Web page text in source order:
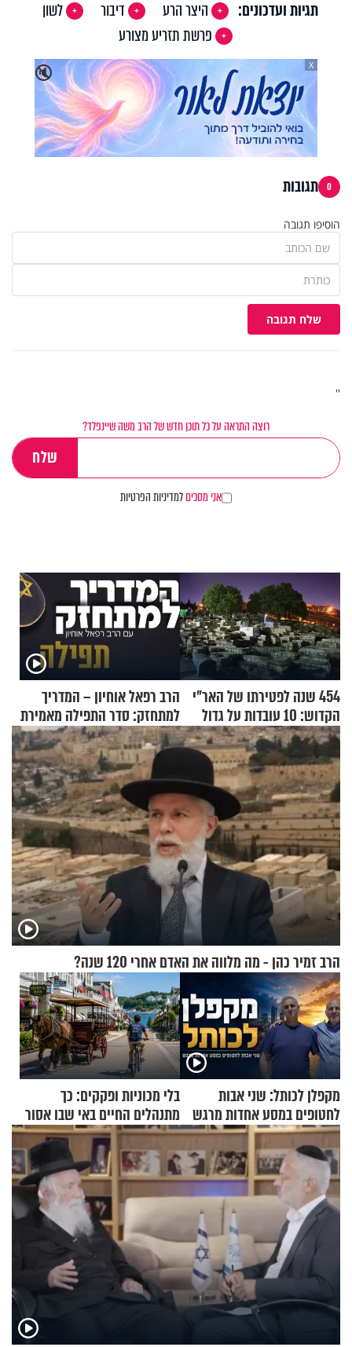
תגיות ועדכונים: היצר הרע דיבור
לשון
פרשת תזריע מצורע
🔇
X
0 תגובות
הוסיפו תגובה
שלח תגובה
''
רוצה התראה על כל תוכן חדש של הרב משה שיינפלד?
אני מסכיםלמדיניות הפרטיות
454 שנה לפטירתו של האר"י
הקדוש: 10 עובדות על גדול
מקובלי צפת
הרב רפאל אוחיון – המדריך
למתחזק: סדר התפילה מאמירת
הקורבנות ועד קריאת שמע
הרב זמיר כהן - מה מלווה את האדם אחרי 120 שנה?
מקפלן לכותל: שני אבות
לחטופים במסע אחדות מרגש
בלי מכוניות ופקקים: כך
מתנהלים החיים באי שבו אסור
לנהוג כבר יותר מ-120 שנה